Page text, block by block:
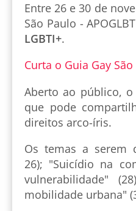
Entre 26 e 30 de
São Paulo -
LGBTI+.
Curta o Guia Gay
Aberto ao público,
que pode
direitos arco-íris.
Os temas a serem
26); "Suicídio na
vulnerabilidade"
mobilidade urbana"